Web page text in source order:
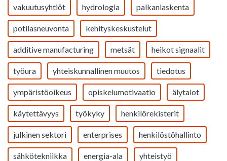
vakuutusyhtiöt hydrologia palkanlaskenta
potilasneuvonta kehityskeskustelut
additive manufacturing metsät heikot signaalit
työura yhteiskunnallinen muutos tiedotus
ympäristöoikeus opiskelumotivaatio älytalot
käytettävyys työkyky henkilörekisterit
julkinen sektori enterprises henkilöstöhallinto
sähkötekniikka energia-ala yhteistyö